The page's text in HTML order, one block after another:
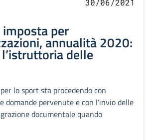
30/06/2021
per
annualità 2020:
delle
lo sport sta procedendo con
domande pervenute e con l’invio delle
documentale quando